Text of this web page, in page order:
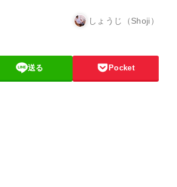
しょうじ（Shoji）
送る Pocket